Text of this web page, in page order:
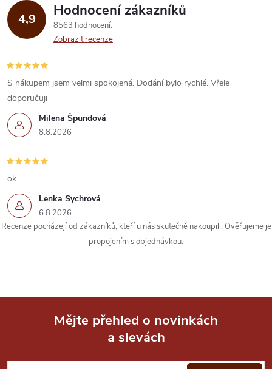
d
a
c
í
p
r
v
k
y
v
u
4,9 Hodnocení zákazníků
8563 hodnocení
Zobrazit recenze
Milena Špundová
8.8.2026
S nákupem jsem velmi spokojená. Dodání bylo rychlé. Vřele
doporučuji
Lenka Sychrová
6.8.2026
ok
Recenze pocházejí od zákazníků, kteří u nás skutečně nakoupili. Ověřujeme je
propojením s objednávkou.
Mějte přehled o novinkách
a slevách